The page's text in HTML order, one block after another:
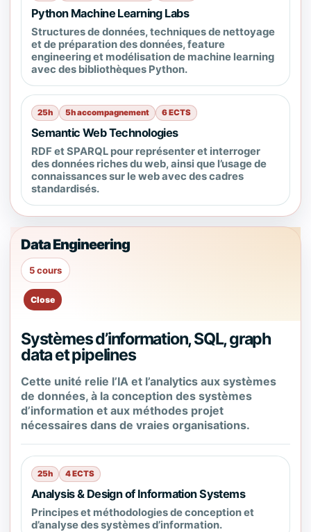
Python Machine Learning Labs
Structures de données, techniques de nettoyage
et de préparation des données, feature
engineering et modélisation de machine learning
avec des bibliothèques Python.
25h 5h accompagnement 6 ECTS
Semantic Web Technologies
RDF et SPARQL pour représenter et interroger
des données riches du web, ainsi que l’usage de
connaissances sur le web avec des cadres
standardisés.
Data Engineering
5 cours
Systèmes d’information, SQL, graph
data et pipelines
Cette unité relie l’IA et l’analytics aux systèmes
de données, à la conception des systèmes
d’information et aux méthodes projet
nécessaires dans de vraies organisations.
25h 4 ECTS
Analysis & Design of Information Systems
Principes et méthodologies de conception et
d’analyse des systèmes d’information.